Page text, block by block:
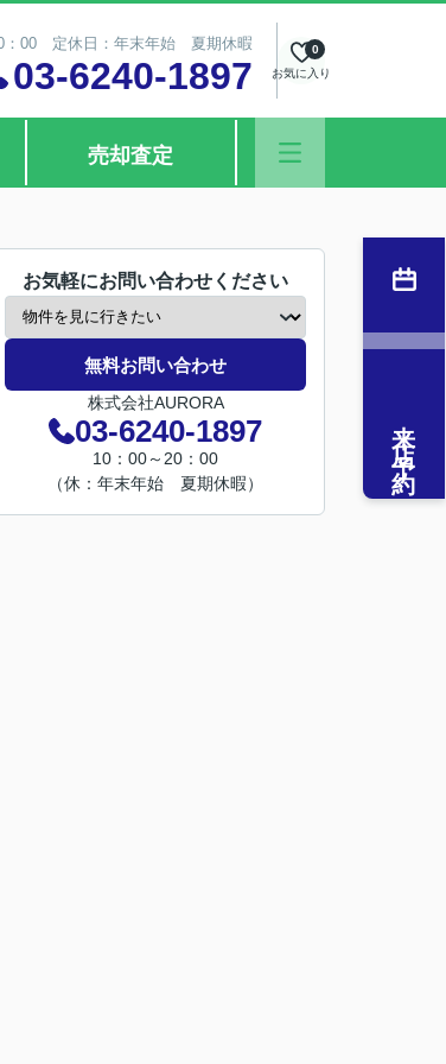
：00 定休日：年末年始 夏期休暇
03-6240-1897 お気に入り
0
売却査定
お気軽にお問い合わせください
無料お問い合わせ
株式会社AURORA
03-6240-1897
10：00～20：00
（休：年末年始 夏期休暇）
来店予約